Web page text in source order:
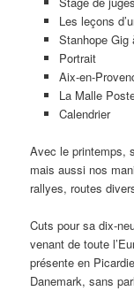
Les leçons
Stanhope Gig
Portrait
Aix-en-
La Malle
Calendrier
Avec le printemps,
mais aussi nos
rallyes, routes
Cuts pour sa dix-
venant de toute
présente en
Danemark, sans